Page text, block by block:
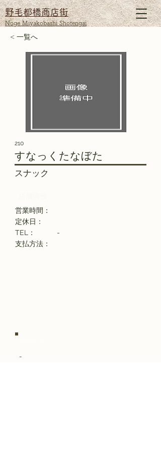
野毛都橋商店街
Noge Miyakobashi Shotengai
< 一覧へ
210
すなっくたなぼた
スナック
​営業時間：
​定休日：
​TEL：
-
支払方法：
-